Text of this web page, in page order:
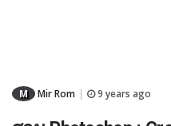
M Mir Rom 9 years ago